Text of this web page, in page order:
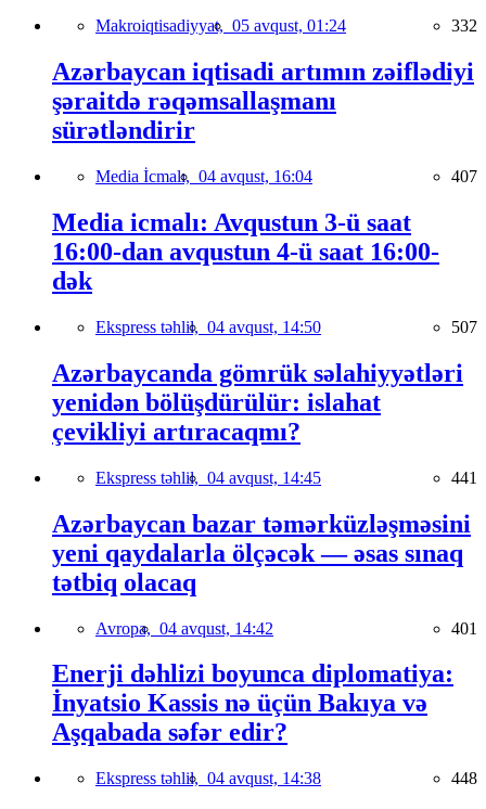
Makroiqtisadiyyat, 05 avqust, 01:24 332
Azərbaycan iqtisadi artımın zəiflədiyi
şəraitdə rəqəmsallaşmanı
sürətləndirir
Media İcmalı, 04 avqust, 16:04 407
Media icmalı: Avqustun 3-ü saat
16:00-dan avqustun 4-ü saat 16:00-
dək
Ekspress təhlil, 04 avqust, 14:50 507
Azərbaycanda gömrük səlahiyyətləri
yenidən bölüşdürülür: islahat
çevikliyi artıracaqmı?
Ekspress təhlil, 04 avqust, 14:45 441
Azərbaycan bazar təmərküzləşməsini
yeni qaydalarla ölçəcək — əsas sınaq
tətbiq olacaq
Avropa, 04 avqust, 14:42 401
Enerji dəhlizi boyunca diplomatiya:
İnyatsio Kassis nə üçün Bakıya və
Aşqabada səfər edir?
Ekspress təhlil, 04 avqust, 14:38 448